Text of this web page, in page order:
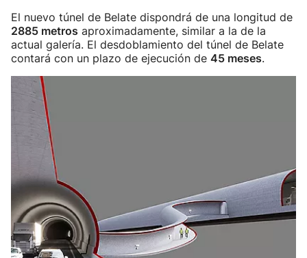
El nuevo túnel de Belate dispondrá de una longitud de
2885 metros aproximadamente, similar a la de la
actual galería. El desdoblamiento del túnel de Belate
contará con un plazo de ejecución de 45 meses.